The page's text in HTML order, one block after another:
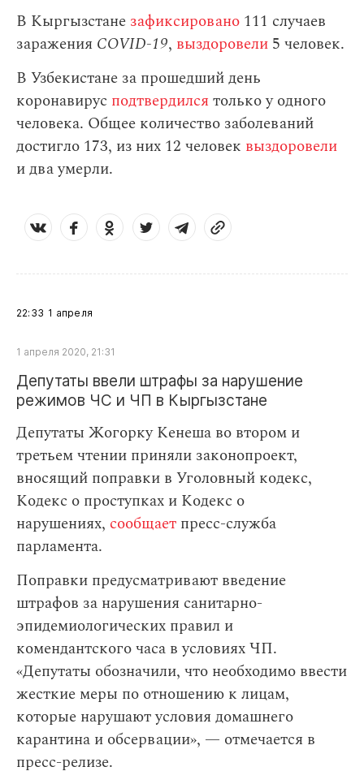
В Кыргызстане зафиксировано 111 случаев
заражения СOVID-19, выздоровели 5 человек.
В Узбекистане за прошедший день
коронавирус подтвердился только у одного
человека. Общее количество заболеваний
достигло 173, из них 12 человек выздоровели
и два умерли.
22:33 1 апреля
1 апреля 2020, 21:31
Депутаты ввели штрафы за нарушение
режимов ЧС и ЧП в Кыргызстане
Депутаты Жогорку Кенеша во втором и
третьем чтении приняли законопроект,
вносящий поправки в Уголовный кодекс,
Кодекс о проступках и Кодекс о
нарушениях, сообщает пресс-служба
парламента.
Поправки предусматривают введение
штрафов за нарушения санитарно-
эпидемиологических правил и
комендантского часа в условиях ЧП.
«Депутаты обозначили, что необходимо ввести
жесткие меры по отношению к лицам,
которые нарушают условия домашнего
карантина и обсервации», — отмечается в
пресс-релизе.